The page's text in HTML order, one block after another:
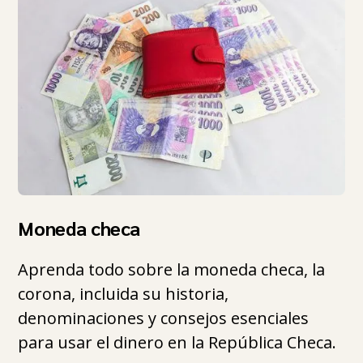
Moneda checa
Aprenda todo sobre la moneda checa, la
corona, incluida su historia,
denominaciones y consejos esenciales
para usar el dinero en la República Checa.